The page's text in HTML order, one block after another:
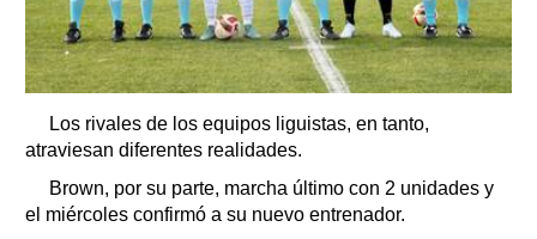
Los rivales de los equipos liguistas, en tanto,
atraviesan diferentes realidades.
Brown, por su parte, marcha último con 2 unidades y
el miércoles confirmó a su nuevo entrenador.